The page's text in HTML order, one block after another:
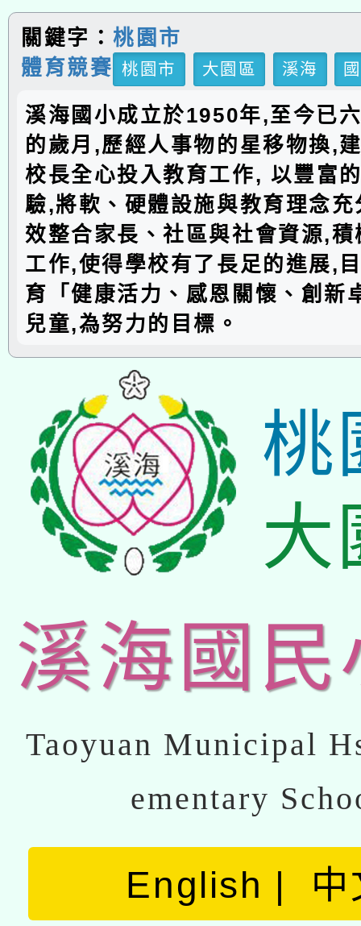
關鍵字：桃園市
體育競賽 桃園市 大園區 溪海
溪海國小成立於1950年,至今已
的歲月,歷經人事物的星移物換,
校長全心投入教育工作, 以豐富
驗,將軟、硬體設施與教育理念
效整合家長、社區與社會資源,
工作,使得學校有了長足的進展,
育「健康活力、感恩關懷、創新
兒童,為努力的目標。
桃
大
溪海國民
Taoyuan Municipal
ementary
English 中